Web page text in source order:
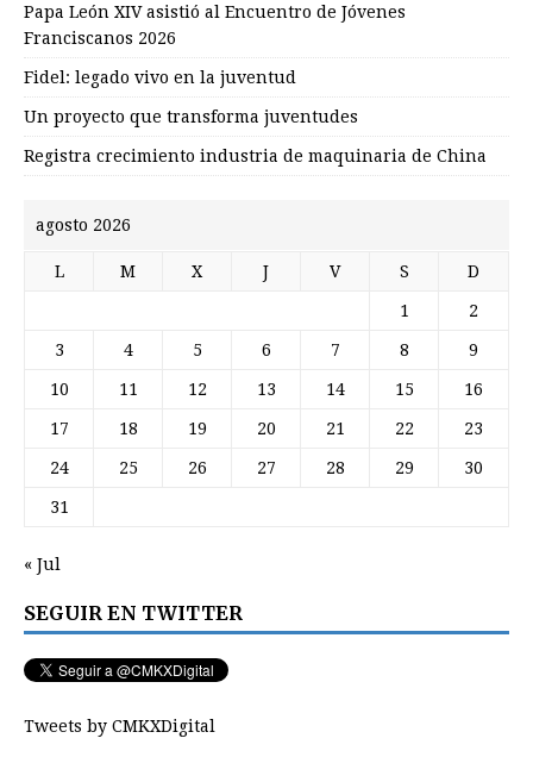
Papa León XIV asistió al Encuentro de Jóvenes
Franciscanos 2026
Fidel: legado vivo en la juventud
Un proyecto que transforma juventudes
Registra crecimiento industria de maquinaria de China
agosto 2026
L M X J V S D
1 2
3 4 5 6 7 8 9
10 11 12 13 14 15 16
17 18 19 20 21 22 23
24 25 26 27 28 29 30
31
« Jul
SEGUIR EN TWITTER
Tweets by CMKXDigital